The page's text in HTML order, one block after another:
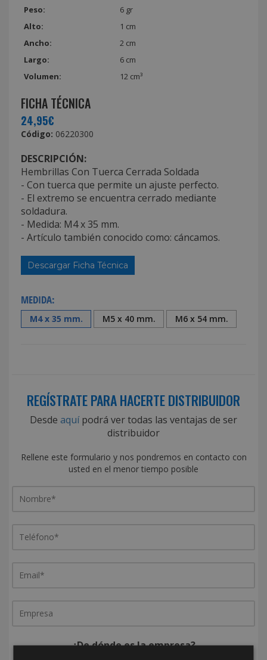
Peso:
6 gr
Alto:
1 cm
Ancho:
2 cm
Largo:
6 cm
Volumen:
12 cm³
FICHA TÉCNICA
24,95€
Código: 06220300
DESCRIPCIÓN:
Hembrillas Con Tuerca Cerrada Soldada
- Con tuerca que permite un ajuste perfecto.
- El extremo se encuentra cerrado mediante
soldadura.
- Medida: M4 x 35 mm.
- Artículo también conocido como: cáncamos.
Descargar Ficha Técnica
MEDIDA:
M4 x 35 mm. M5 x 40 mm. M6 x 54 mm.
REGÍSTRATE PARA HACERTE DISTRIBUIDOR
Desde aquípodrá ver todas las ventajas de ser
distribuidor
Rellene este formulario y nos pondremos en contacto con
usted en el menor tiempo posible
¿De dónde es la empresa?